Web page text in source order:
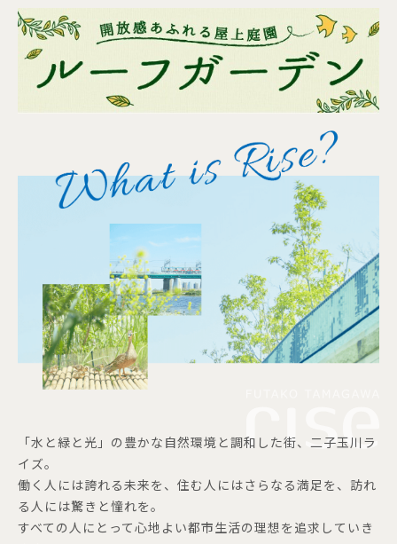
「水と緑と光」の豊かな自然環境と調和した街、二子玉川ラ
イズ。
働く人には誇れる未来を、住む人にはさらなる満足を、訪れ
る人には驚きと憧れを。
すべての人にとって心地よい都市生活の理想を追求していき